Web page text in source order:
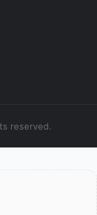
reserved.